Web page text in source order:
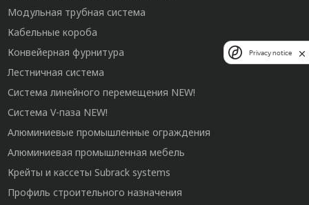
Модульная трубная система
Кабельные короба
Конвейерная фурнитура
Лестничная система
Система линейного перемещения NEW!
Система V-паза NEW!
Алюминиевые промышленные ограждения
Алюминиевая промышленная мебель
Крейты и кассеты Subrack systems
Профиль строительного назначения
Privacy notice